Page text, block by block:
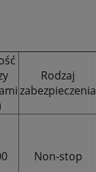
Rodzaj
zabezpieczenia
Non-stop